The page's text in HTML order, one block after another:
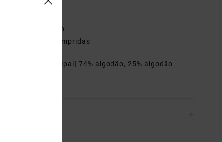
descontraído
mangas compridas
[Tecido principal] 74% algodão, 25% algodão
1% elastano